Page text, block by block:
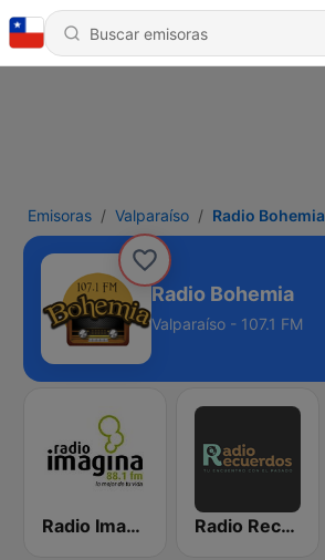
Emisoras Valparaíso Radio Bohemia
Radio Bohemia
Valparaíso - 107.1 FM
Radio Imagina Radio Recuerdos